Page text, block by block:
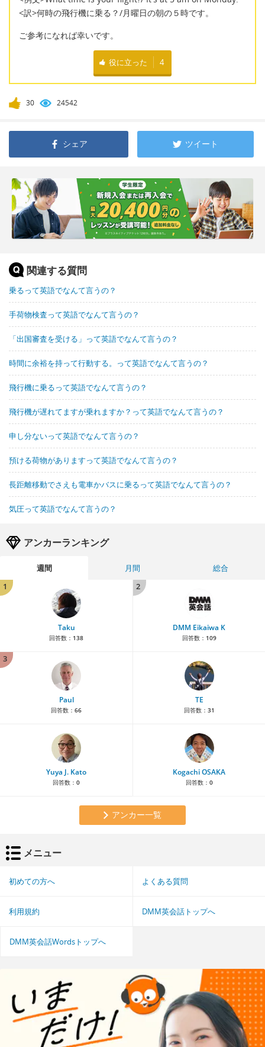
<訳>何時の飛行機に乗る？/月曜日の朝の５時です。
ご参考になれば幸いです。
役に立った 4
30 24542
シェア ツイート
関連する質問
乗るって英語でなんて言うの？
手荷物検査って英語でなんて言うの？
「出国審査を受ける」って英語でなんて言うの？
時間に余裕を持って行動する。って英語でなんて言うの？
飛行機に乗るって英語でなんて言うの？
飛行機が遅れてますが乗れますか？って英語でなんて言うの？
申し分ないって英語でなんて言うの？
預ける荷物がありますって英語でなんて言うの？
長距離移動でさえも電車かバスに乗るって英語でなんて言うの？
気圧って英語でなんて言うの？
アンカーランキング
週間 月間
総合
1
Taku
回答数： 138
2
DMM Eikaiwa K
回答数： 109
3
Paul
回答数： 66
TE
回答数： 31
Yuya J. Kato
回答数： 0
Kogachi OSAKA
回答数： 0
アンカー一覧
メニュー
初めての方へ よくある質問
利用規約 DMM英会話トップへ
DMM英会話Wordsトップへ